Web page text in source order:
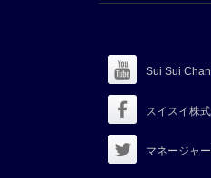
Sui Sui
スイスイ株
マネージャ